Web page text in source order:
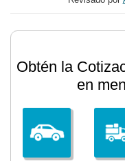
Obtén la
en